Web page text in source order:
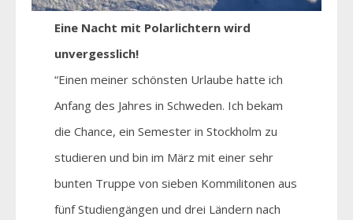
Eine Nacht mit Polarlichtern wird
unvergesslich!
“Einen meiner schönsten Urlaube hatte ich
Anfang des Jahres in Schweden. Ich bekam
die Chance, ein Semester in Stockholm zu
studieren und bin im März mit einer sehr
bunten Truppe von sieben Kommilitonen aus
fünf Studiengängen und drei Ländern nach